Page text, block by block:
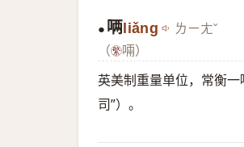
● 唡 liǎng ㄌㄧㄤˇ
（
啢）
英美制重量单位，常衡
司”）。